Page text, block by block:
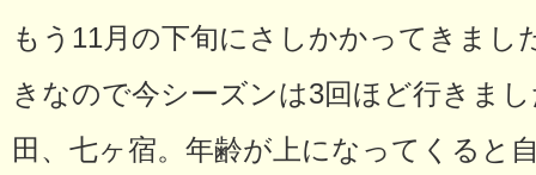
もう11月の下旬にさしかかってきまし
きなので今シーズンは3回ほど行きま
田、七ヶ宿。年齢が上になってくると